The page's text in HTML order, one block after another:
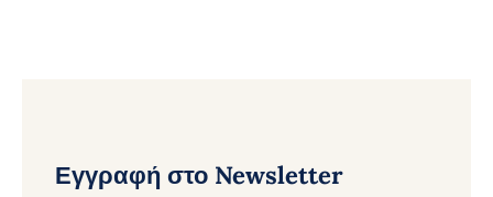
Εγγραφή στο Newsletter